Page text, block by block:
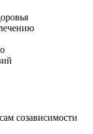
созависимости